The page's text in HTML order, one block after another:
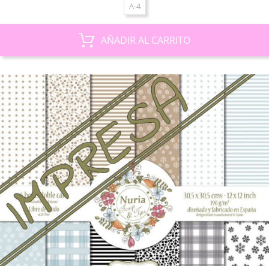
A-4
AÑADIR AL CARRITO